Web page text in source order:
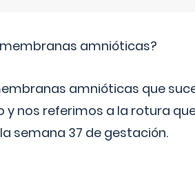
amnióticas?
amnióticas que
nos referimos a la rotura
semana 37 de gestación.